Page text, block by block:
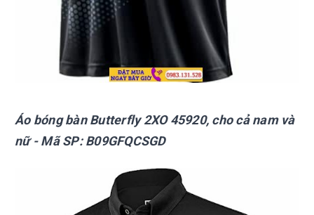
Áo bóng bàn Butterfly 2XO 45920, cho cả nam và
nữ - Mã SP: B09GFQCSGD